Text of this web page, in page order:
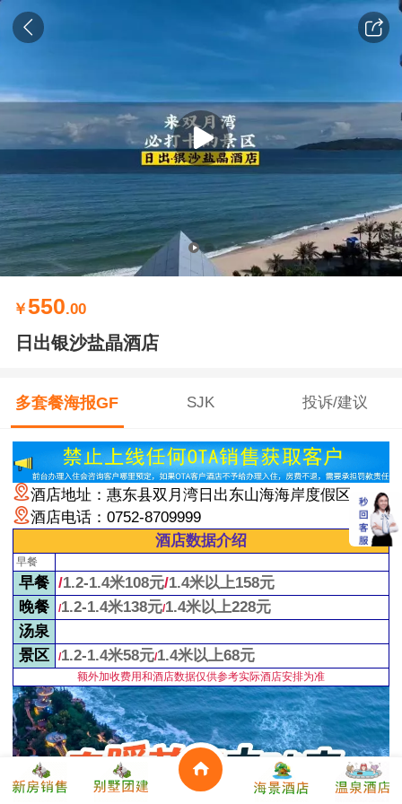
￥550.00
日出银沙盐晶酒店
多套餐海报GF SJK 投诉/建议
酒店地址 ： 惠东县双月湾日出东山海海岸度假区
酒店电话：0752-8709999
酒店数据介绍
早餐
早餐 /1.2-1.4米108元/1.4米以上158元
晚餐
/1.2-1.4米138元/1.4米以上228元
汤泉
景区
/1.2-1.4米58元/1.4米以上68元
额外加收费用和酒店数据仅供参考实际酒店安排为准